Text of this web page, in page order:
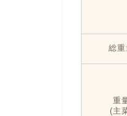
総重
重
(主